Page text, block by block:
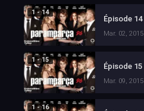
1 - 14
Épisode 14
Mar. 02, 2015
1 - 15
Épisode 15
Mar. 09, 2015
1 - 16